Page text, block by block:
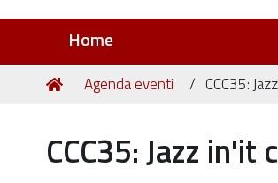
Home
Tu
Home
Agenda eventi CCC35:
CCC35: Jazz